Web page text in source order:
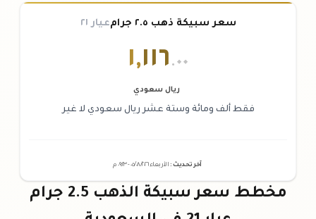
سعر سبيكة ذهب ٢.٥ جرام عيار ٢١
١,١١٦ .٠٠
ريال سعودي
فقط ألف ومائة وستة عشر ريال سعودي لا غير
آخر تحديث : الأربعاء ٠٥ /٠٨/٢٠٢٦ - ٠٩:٢٣م
مخطط سعر سبيكة الذهب 2.5 جرام